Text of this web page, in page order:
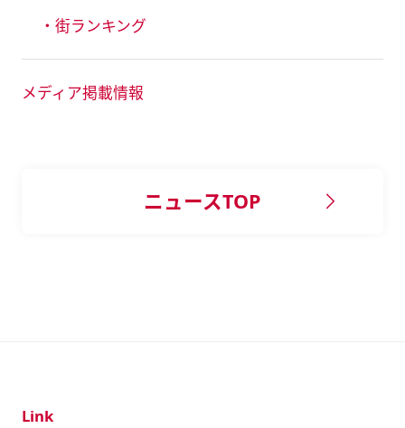
・街ランキング
メディア掲載情報
ニュースTOP
Link